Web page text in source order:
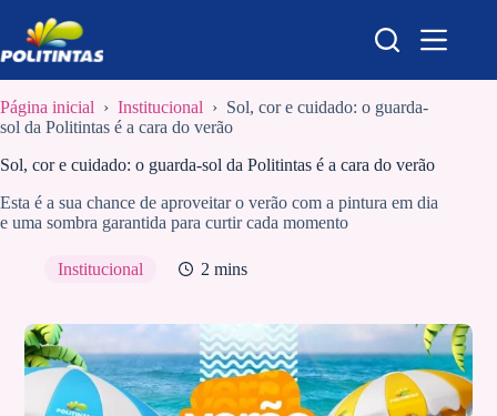
para
o
conteúdo
Página inicial › Institucional › Sol, cor e cuidado: o guarda-
sol da Politintas é a cara do verão
Sol, cor e cuidado: o guarda-sol da Politintas é a cara do verão
Esta é a sua chance de aproveitar o verão com a pintura em dia
e uma sombra garantida para curtir cada momento
Institucional 2 mins